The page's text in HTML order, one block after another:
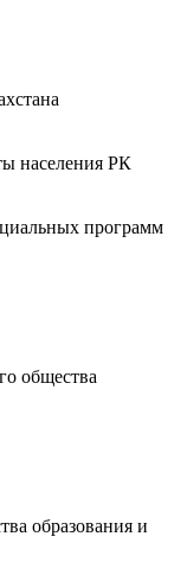
населения РК
программ
общества
образования и